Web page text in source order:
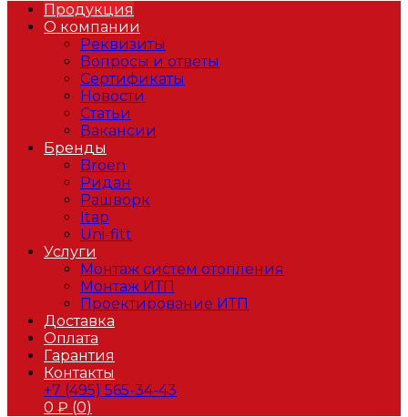
Продукция
О компании
Реквизиты
Вопросы и ответы
Сертификаты
Новости
Статьи
Вакансии
Бренды
Broen
Ридан
Рашворк
Itap
Uni-fitt
Услуги
Монтаж систем отопления
Монтаж ИТП
Проектирование ИТП
Доставка
Оплата
Гарантия
Контакты
+7 (495) 565-34-43
0 ₽ (0)